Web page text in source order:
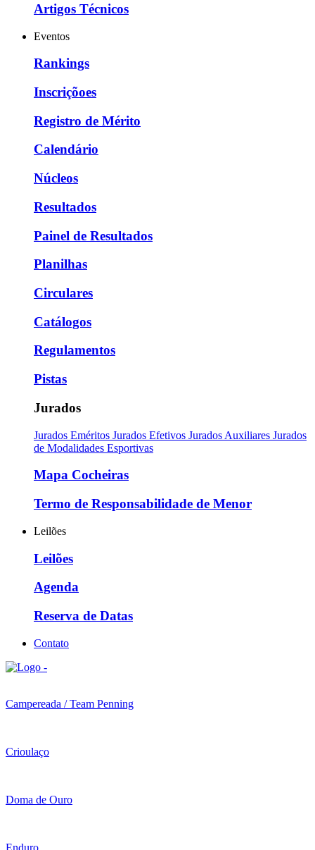
Artigos Técnicos
Eventos
Rankings
Inscriçõoes
Registro de Mérito
Calendário
Núcleos
Resultados
Painel de Resultados
Planilhas
Circulares
Catálogos
Regulamentos
Pistas
Jurados
Jurados Eméritos Jurados Efetivos Jurados Auxiliares Jurados
de Modalidades Esportivas
Mapa Cocheiras
Termo de Responsabilidade de Menor
Leilões
Leilões
Agenda
Reserva de Datas
Contato
Campereada / Team Penning
Crioulaço
Doma de Ouro
Enduro